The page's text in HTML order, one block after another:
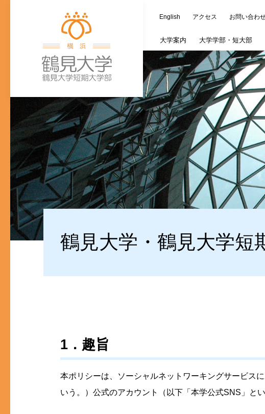
English アクセス お問い合わ
大学案内 大学学部・短大部
学長室 大学概要
ご寄付のお願い 採
歯学部 文学部
大学施設 研究施設
教務情報 各種事務
入学式・卒業式 紫
キャリア支援課について
個人情報の取り扱いについ
つるみ連携カレッジ
オープンキャンパス・イ
歯学研究科入試概要
(新入生対象)奨学生制度
蔵書検索（OPAC)
ご寄附の種類 よく
鶴見大学・鶴見大学短
1．趣旨
本ポリシーは、ソーシャルネットワーキングサービス
いう。）公式のアカウント（以下「本学公式SNS」と